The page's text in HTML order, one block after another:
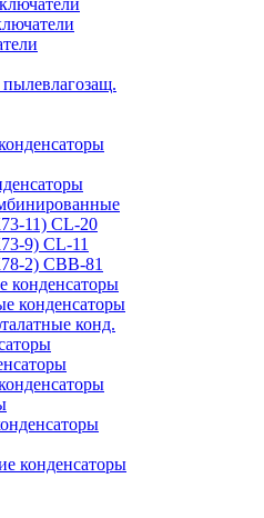
11) CL-20
9) CL-11
2) CBB-81
конденсаторы
конденсаторы
конд.
конденсаторы